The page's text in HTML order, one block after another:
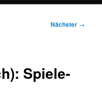
Nächster →
Spiele-